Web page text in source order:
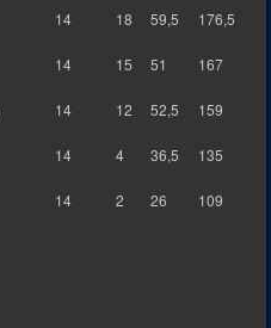
14 18 59,5 176,5
14 15 51 167
14 12 52,5 159
14 4 36,5 135
14 2 26 109